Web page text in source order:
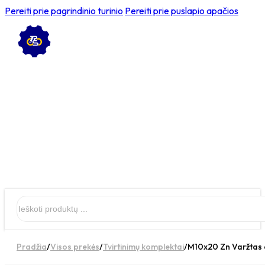
Pereiti prie pagrindinio turinio Pereiti prie puslapio apačios
Pradžia/Visos prekės/Tvirtinimų komplektai/M10x20 Zn